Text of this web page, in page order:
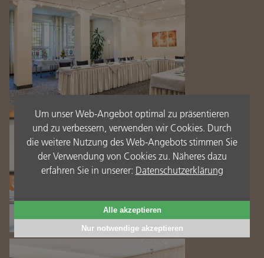
Zeitschätze der Prignitz
Digitaler Reiseführer
Um unser Web-Angebot optimal zu präsentieren
und zu verbessern, verwenden wir Cookies. Durch
die weitere Nutzung des Web-Angebots stimmen Sie
der Verwendung von Cookies zu. Näheres dazu
erfahren Sie in unserer: Datenschutzerklärung
Alle akzeptieren
Nur notwendige akzeptieren